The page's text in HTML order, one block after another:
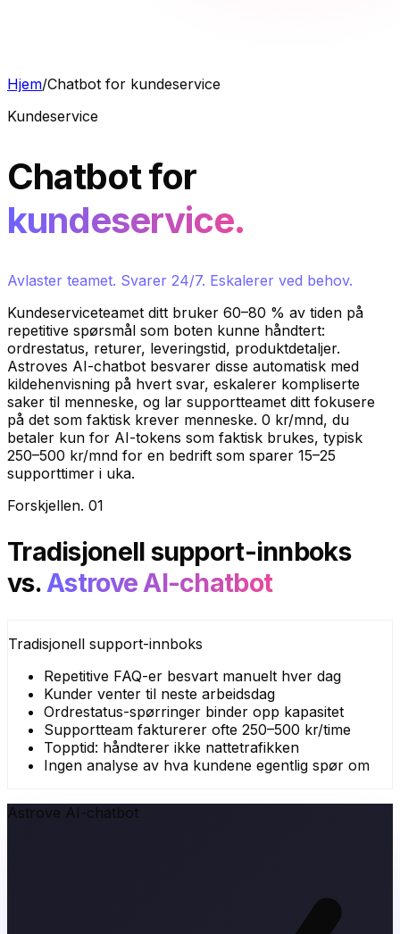
Hjem/Chatbot for kundeservice
Kundeservice
Chatbot for
kundeservice.
Avlaster teamet. Svarer 24/7. Eskalerer ved behov.
Kundeserviceteamet ditt bruker 60–80 % av tiden på
repetitive spørsmål som boten kunne håndtert:
ordrestatus, returer, leveringstid, produktdetaljer.
Astroves AI-chatbot besvarer disse automatisk med
kildehenvisning på hvert svar, eskalerer kompliserte
saker til menneske, og lar supportteamet ditt fokusere
på det som faktisk krever menneske. 0 kr/mnd, du
betaler kun for AI-tokens som faktisk brukes, typisk
250–500 kr/mnd for en bedrift som sparer 15–25
supporttimer i uka.
Forskjellen. 01
Tradisjonell support-innboks
vs.Astrove AI-chatbot
Tradisjonell support-innboks
Repetitive FAQ-er besvart manuelt hver dag
Kunder venter til neste arbeidsdag
Ordrestatus-spørringer binder opp kapasitet
Supportteam fakturerer ofte 250–500 kr/time
Topptid: håndterer ikke nattetrafikken
Ingen analyse av hva kundene egentlig spør om
Astrove AI-chatbot